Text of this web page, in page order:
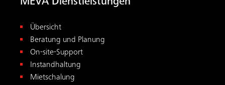
Übersicht
Beratung und Planung
On-site-Support
Instandhaltung
Mietschalung